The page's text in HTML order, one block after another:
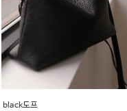
black도프